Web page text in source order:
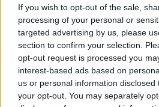
If you wish to opt-out of the sale,
processing of your personal or
targeted advertising by us, please
section to confirm your selection.
opt-out request is processed you
interest-based ads based on
us or personal information
your opt-out. You may separately
Ακυβέρνητο εντοπίστηκε
σκάφοςανοιχτά της
τηςΠέμπτης(4/7).
Στο σκάφος βρίσκονται
περιοχή, όπου πνέουν
έχουν σπεύσει ένα